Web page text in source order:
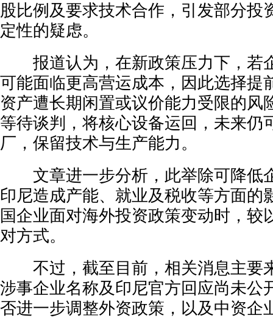
股比例及要求技术合作，引发部分投
定性的疑虑。
报道认为，在新政策压力下，若
可能面临更高营运成本，因此选择提
资产遭长期闲置或议价能力受限的风
等待谈判，将核心设备运回，未来仍
厂，保留技术与生产能力。
文章进一步分析，此举除可降低
印尼造成产能、就业及税收等方面的
国企业面对海外投资政策变动时，较
对方式。
不过，截至目前，相关消息主要
涉事企业名称及印尼官方回应尚未公
否进一步调整外资政策，以及中资企